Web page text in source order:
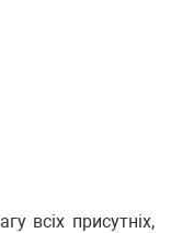
всіх присутніх,